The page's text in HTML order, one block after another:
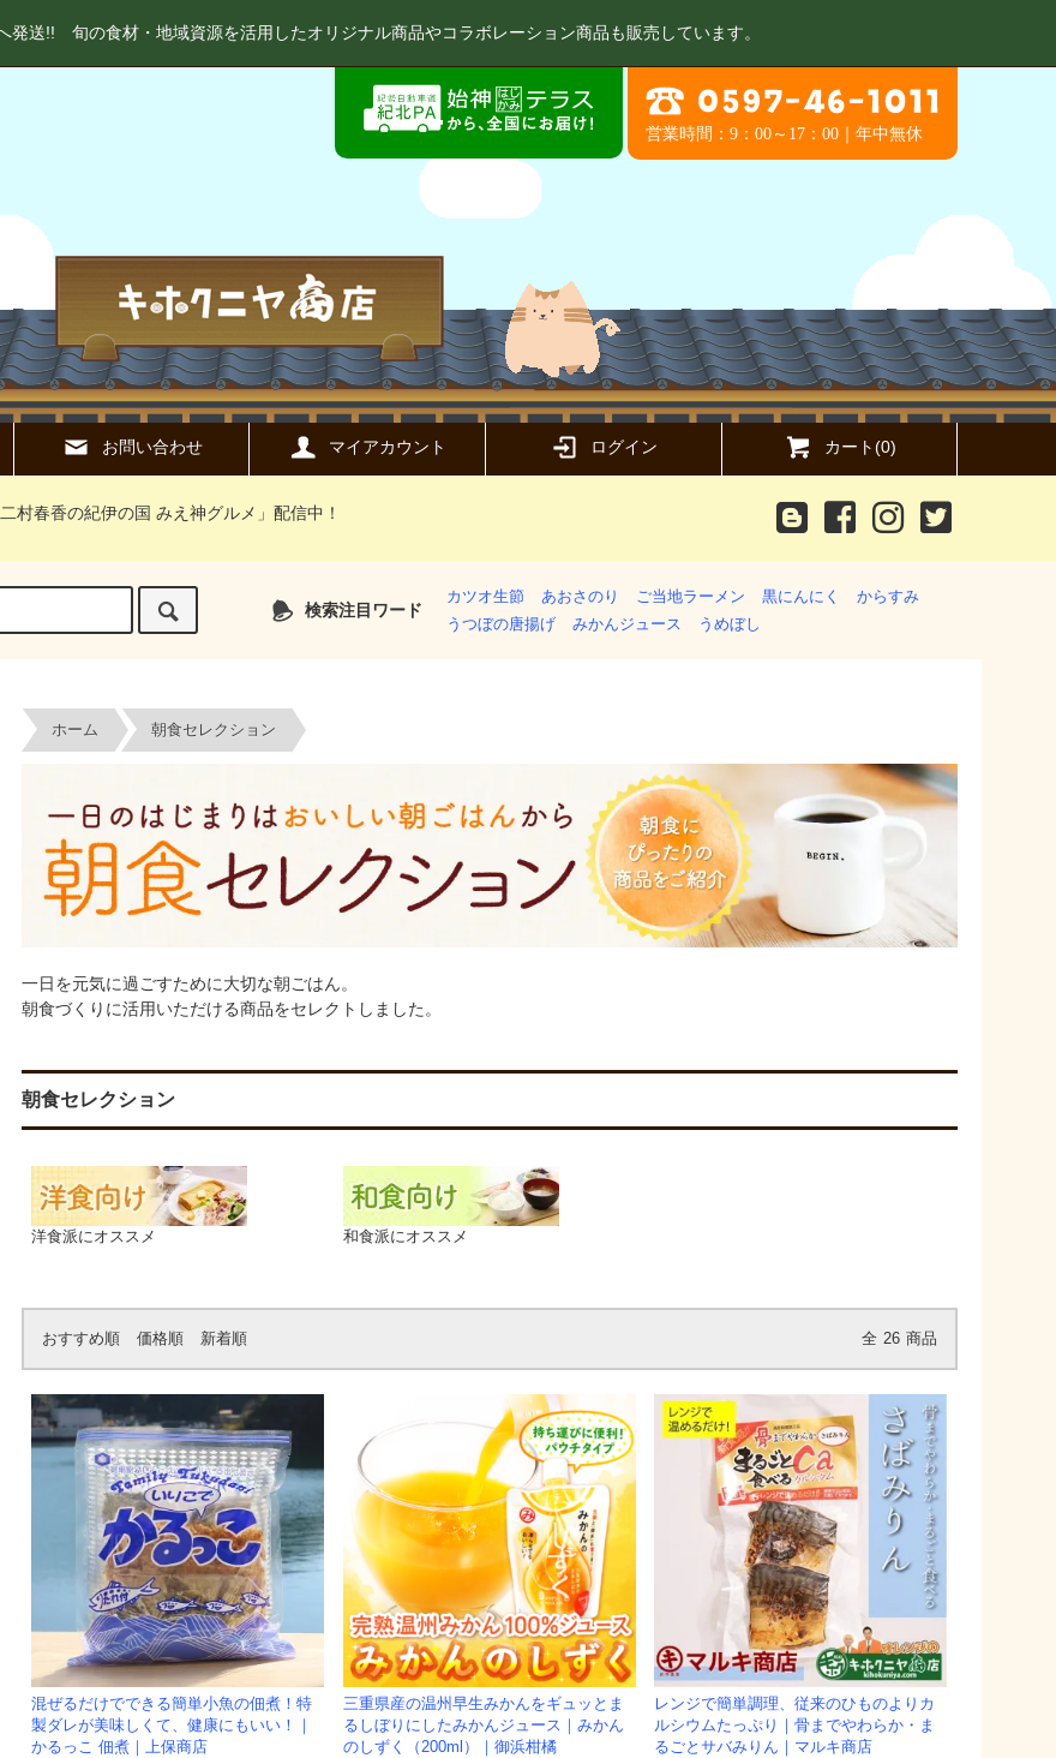
送!! 旬の食材・地域資源を活用したオリジナル商品やコラボレーション商品も販売しています。
営業時間：9：00～17：00｜年中無休
お問い合わせ マイアカウント ログイン カート(0)
二村春香の紀伊の国 みえ神グルメ」配信中！
検索注目ワード
カツオ生節 あおさのり ご当地ラーメン 黒にんにく
からすみ
うつぼの唐揚げ
みかんジュース うめぼし
ホーム 朝食セレクション
一日を元気に過ごすために大切な朝ごはん。
朝食づくりに活用いただける商品をセレクトしました。
朝食セレクション
洋食派にオススメ 和食派にオススメ
おすすめ順 価格順 新着順 全 26 商品
混ぜるだけでできる簡単小魚の佃煮！特
製ダレが美味しくて、健康にもいい！｜
かるっこ 佃煮｜上保商店
三重県産の温州早生みかんをギュッとま
るしぼりにしたみかんジュース｜みかん
のしずく（200ml）｜御浜柑橘
レンジで簡単調理、従来のひものよりカ
ルシウムたっぷり｜骨までやわらか・ま
るごとサバみりん｜マルキ商店